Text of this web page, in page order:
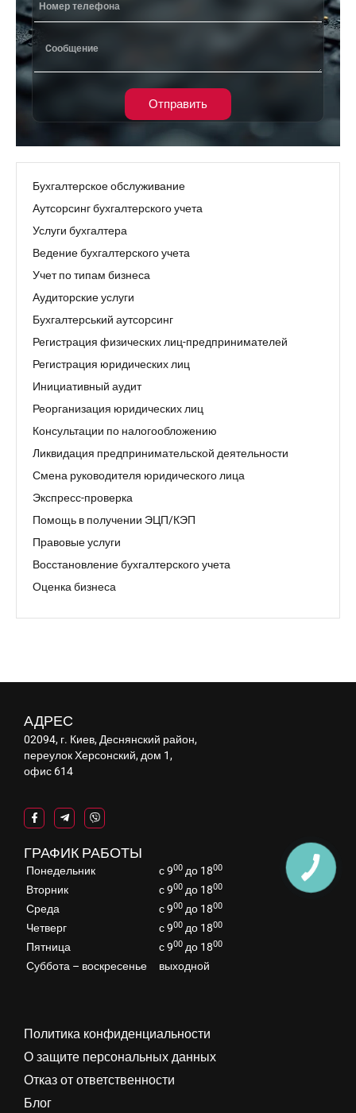
Отправить
Бухгалтерское обслуживание
Аутсорсинг бухгалтерского учета
Услуги бухгалтера
Ведение бухгалтерского учета
Учет по типам бизнеса
Аудиторские услуги
Бухгалтерський аутсорсинг
Регистрация физических лиц-предпринимателей
Регистрация юридических лиц
Инициативный аудит
Реорганизация юридических лиц
Консультации по налогообложению
Ликвидация предпринимательской деятельности
Смена руководителя юридического лица
Экспресс-проверка
Помощь в получении ЭЦП/КЭП
Правовые услуги
Восстановление бухгалтерского учета
Оценка бизнеса
АДРЕС
02094, г. Киев, Деснянский район,
переулок Херсонский, дом 1,
офис 614
ГРАФИК РАБОТЫ
Понедельник с 900 до 1800
Вторник с 900 до 1800
Среда с 900 до 1800
Четверг с 900 до 1800
Пятница с 900 до 1800
Суббота – воскресенье выходной
Политика конфиденциальности
О защите персональных данных
Отказ от ответственности
Блог